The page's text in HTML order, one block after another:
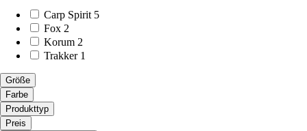
Carp Spirit 5
Fox 2
Korum 2
Trakker 1
Größe
Farbe
Produkttyp
Preis